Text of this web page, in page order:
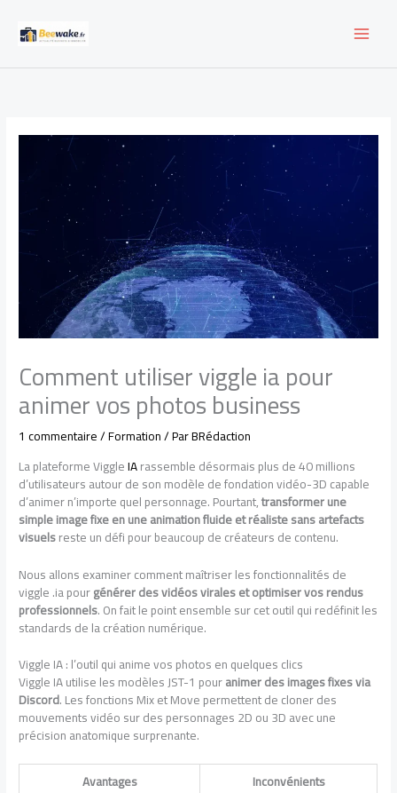
contenu
Comment utiliser viggle ia pour
animer vos photos business
1 commentaire/Formation/ ParBRédaction
La plateforme ViggleIArassemble désormais plus de 40 millions
d’utilisateurs autour de son modèle de fondation vidéo-3D capable
d’animer n’importe quel personnage. Pourtant,transformer une
simple image fixe en une animation fluide et réaliste sans artefacts
visuelsreste un défi pour beaucoup de créateurs de contenu.
Nous allons examiner comment maîtriser les fonctionnalités de
viggle .ia pourgénérer des vidéos virales et optimiser vos rendus
professionnels. On fait le point ensemble sur cet outil qui redéfinit les
standards de la création numérique.
Viggle IA : l’outil qui anime vos photos en quelques clics
Viggle IA utilise les modèles JST-1 pouranimer des images fixes via
Discord. Les fonctions Mix et Move permettent de cloner des
mouvements vidéo sur des personnages 2D ou 3D avec une
précision anatomique surprenante.
Avantages
Inconvénients